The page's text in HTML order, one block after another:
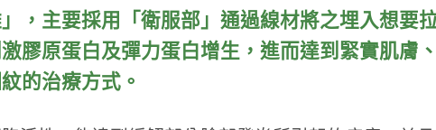
，主要採用「衛服部」通過線材將之埋入想要
膠原蛋白及彈力蛋白增生 ，進而達到緊實肌膚
的治療方式。